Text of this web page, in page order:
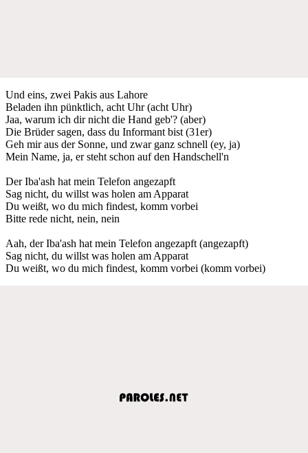
Und eins, zwei Pakis aus Lahore
Beladen ihn pünktlich, acht Uhr (acht Uhr)
Jaa, warum ich dir nicht die Hand geb'? (aber)
Die Brüder sagen, dass du Informant bist (31er)
Geh mir aus der Sonne, und zwar ganz schnell (ey, ja)
Mein Name, ja, er steht schon auf den Handschell'n
Der Iba'ash hat mein Telefon angezapft
Sag nicht, du willst was holen am Apparat
Du weißt, wo du mich findest, komm vorbei
Bitte rede nicht, nein, nein
Aah, der Iba'ash hat mein Telefon angezapft (angezapft)
Sag nicht, du willst was holen am Apparat
Du weißt, wo du mich findest, komm vorbei (komm vorbei)